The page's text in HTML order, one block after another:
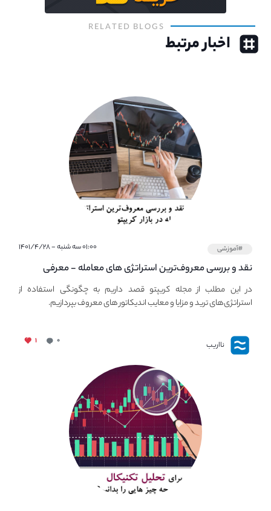
RELATED BLOGS
اخبار مرتبط
#آموزشی ۰۱:۰۰ سه شنبه - ۱۴۰۱/۴/۲۸
نقد و بررسی معروف‌ترین استراتژی های معامله - معرفی
استراتژی های مهم ترید در بازار کریپتو
در این مطلب از مجله کریپتو قصد داریم به چگونگی استفاده از
استراتژی‌های ترید و مزایا و معایب اندیکاتور های معروف بپردازیم.
نااریب ۰ ۱